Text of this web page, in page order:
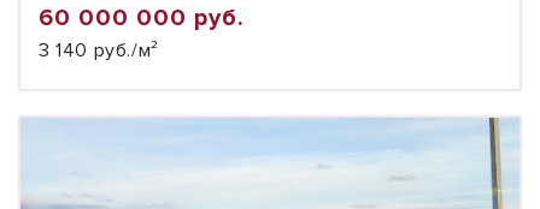
60 000 000 руб.
3 140 руб./м²